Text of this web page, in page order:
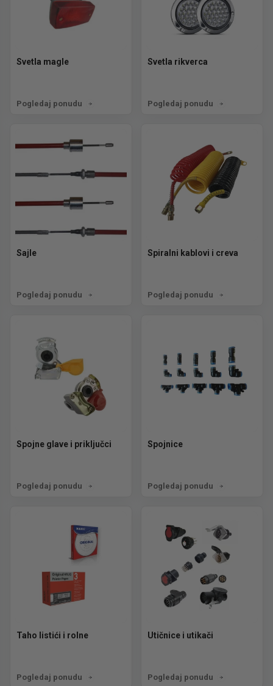
Svetla magle
Pogledaj ponudu
Svetla rikverca
Pogledaj ponudu
Sajle
Pogledaj ponudu
Spiralni kablovi i creva
Pogledaj ponudu
Spojne glave i priključci
Pogledaj ponudu
Spojnice
Pogledaj ponudu
Taho listići i rolne
Pogledaj ponudu
Utičnice i utikači
Pogledaj ponudu